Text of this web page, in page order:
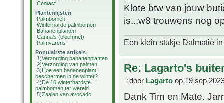
Contact
Plantenlijsten
Palmbomen
Winterharde palmbomen
Bananenplanten
Canna's (bloemriet)
Palmvarens
Populairste artikels
1)Verzorging bananenplanten
2)Verzorging van palmen
3)Hoe een bananenplant
beschermen in de winter?
4)De 10 winterhardste
palmbomen ter wereld
5)Zaaien van avocado
Klote btw van jouw
is...w8 trouwens nog
Een klein stukje Dalmatië
Re: Lagarto's
door Lagarto op 19 sep
Dank Tim en Mate.